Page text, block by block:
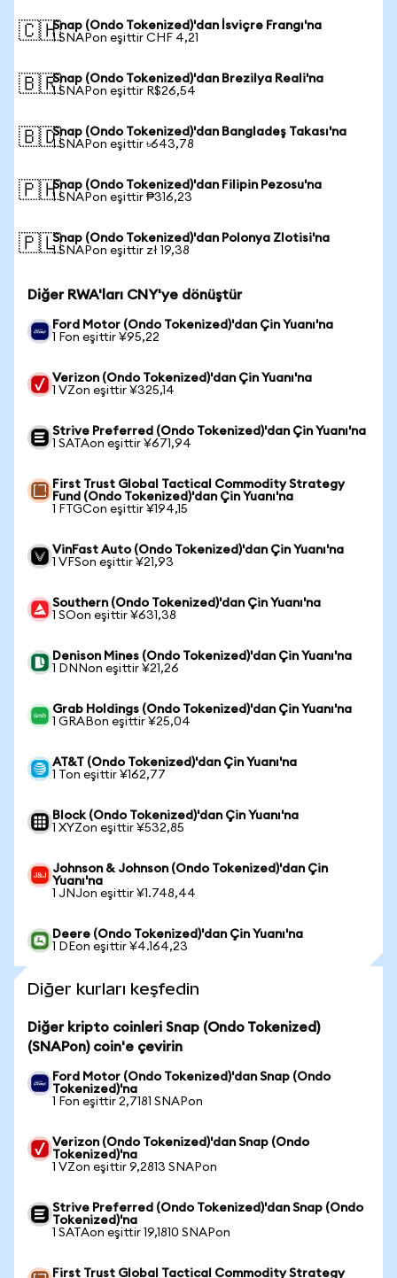
🇨🇭Snap (Ondo Tokenized)'dan İsviçre Frangı'na
1 SNAPon eşittir CHF 4,21
🇧🇷Snap (Ondo Tokenized)'dan Brezilya Reali'na
1 SNAPon eşittir R$26,54
🇧🇩Snap (Ondo Tokenized)'dan Bangladeş Takası'na
1 SNAPon eşittir ৳643,78
🇵🇭Snap (Ondo Tokenized)'dan Filipin Pezosu'na
1 SNAPon eşittir ₱316,23
🇵🇱Snap (Ondo Tokenized)'dan Polonya Zlotisi'na
1 SNAPon eşittir zł 19,38
Diğer RWA'ları CNY'ye dönüştür
Ford Motor (Ondo Tokenized)'dan Çin Yuanı'na
1 Fon eşittir ¥95,22
Verizon (Ondo Tokenized)'dan Çin Yuanı'na
1 VZon eşittir ¥325,14
Strive Preferred (Ondo Tokenized)'dan Çin Yuanı'na
1 SATAon eşittir ¥671,94
First Trust Global Tactical Commodity Strategy
Fund (Ondo Tokenized)'dan Çin Yuanı'na
1 FTGCon eşittir ¥194,15
VinFast Auto (Ondo Tokenized)'dan Çin Yuanı'na
1 VFSon eşittir ¥21,93
Southern (Ondo Tokenized)'dan Çin Yuanı'na
1 SOon eşittir ¥631,38
Denison Mines (Ondo Tokenized)'dan Çin Yuanı'na
1 DNNon eşittir ¥21,26
Grab Holdings (Ondo Tokenized)'dan Çin Yuanı'na
1 GRABon eşittir ¥25,04
AT&T (Ondo Tokenized)'dan Çin Yuanı'na
1 Ton eşittir ¥162,77
Block (Ondo Tokenized)'dan Çin Yuanı'na
1 XYZon eşittir ¥532,85
Johnson & Johnson (Ondo Tokenized)'dan Çin
Yuanı'na
1 JNJon eşittir ¥1.748,44
Deere (Ondo Tokenized)'dan Çin Yuanı'na
1 DEon eşittir ¥4.164,23
Diğer kurları keşfedin
Diğer kripto coinleri Snap (Ondo Tokenized)
(SNAPon) coin'e çevirin
Ford Motor (Ondo Tokenized)'dan Snap (Ondo
Tokenized)'na
1 Fon eşittir 2,7181 SNAPon
Verizon (Ondo Tokenized)'dan Snap (Ondo
Tokenized)'na
1 VZon eşittir 9,2813 SNAPon
Strive Preferred (Ondo Tokenized)'dan Snap (Ondo
Tokenized)'na
1 SATAon eşittir 19,1810 SNAPon
First Trust Global Tactical Commodity Strategy